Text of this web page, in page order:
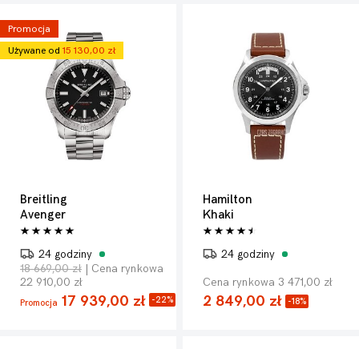
najlepszych producentów. Jesteśmy przekonani, że wśród
oferowanych zegarków znajdziesz ten, który będzie w pełni
odpowiadał Twoim oczekiwaniom.
Promocja
Używane od 15 130,00 zł
Breitling
Avenger
24 godziny
18 669,00 zł | Cena rynkowa
22 910,00 zł
Promocja 17 939,00 zł -22%
Hamilton
Khaki
24 godziny
Cena rynkowa 3 471,00 zł
2 849,00 zł -18%